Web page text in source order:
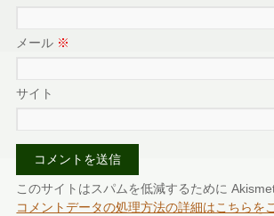
メール ※
サイト
このサイトはスパムを低減するために
コメントデータの処理方法の詳細はこちらを